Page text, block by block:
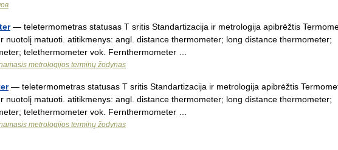
— teletermometras statusas T sritis Standartizacija ir metrologija apibrėžtis
nuotolį matuoti. atitikmenys: angl. distance thermometer; long distance thermometer;
telethermometer vok. Fernthermometer …
metrologijos terminų žodynas
— teletermometras statusas T sritis Standartizacija ir metrologija apibrėžtis
nuotolį matuoti. atitikmenys: angl. distance thermometer; long distance thermometer;
telethermometer vok. Fernthermometer …
metrologijos terminų žodynas